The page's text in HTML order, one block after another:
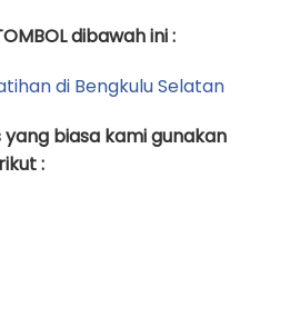
dibawah ini :
biasa kami gunakan
: